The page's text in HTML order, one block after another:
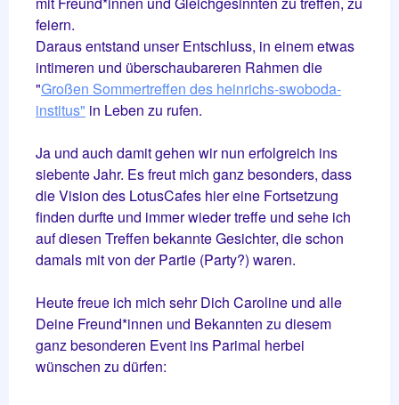
feiern.
Daraus entstand unser Entschluss, in einem etwas
intimeren und überschaubareren Rahmen die
"Großen Sommertreffen des heinrichs-swoboda-
institus" in Leben zu rufen.
Ja und auch damit gehen wir nun erfolgreich ins
siebente Jahr. Es freut mich ganz besonders, dass
die Vision des LotusCafes hier eine Fortsetzung
finden durfte und immer wieder treffe und sehe ich
auf diesen Treffen bekannte Gesichter, die schon
damals mit von der Partie (Party?) waren.
Heute freue ich mich sehr Dich Caroline und alle
Deine Freund*innen und Bekannten zu diesem
ganz besonderen Event ins Parimal herbei
wünschen zu dürfen: